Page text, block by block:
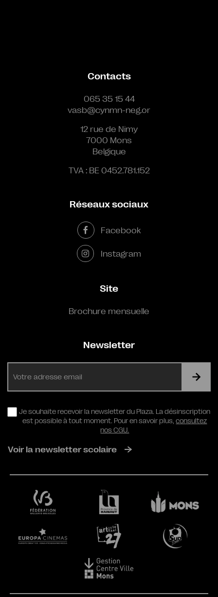
Contacts
065 35 15 44
vasb@cynmn-neg.or
12 rue de Nimy
7000 Mons
Belgique
TVA : BE 0452.781.152
Réseaux sociaux
Facebook
Instagram
Site
Brochure mensuelle
Newsletter
RGPD
Je souhaite recevoir la newsletter du Plaza. La désinscription
est possible à tout moment. Pour en savoir plus,consultez
nos CGU.
Voir la newsletter scolaire